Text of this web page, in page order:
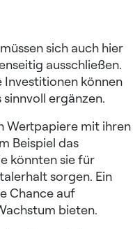
sich auch hier
ausschließen.
Investitionen können
ergänzen.
Wertpapiere mit ihren
Beispiel das
könnten sie für
sorgen. Ein
Chance auf
bieten.